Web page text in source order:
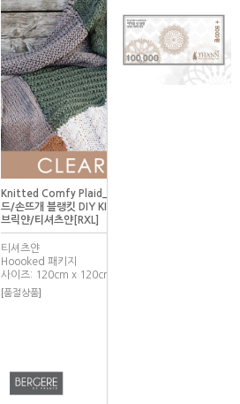
Knitted Comfy Plaid_니티드 컴피 플레이
드/손뜨개 블랭킷 DIY KIT/Hoooked_훅트/패
브릭얀/티셔츠얀[RXL]
티셔츠얀
Hoooked 패키지
사이즈: 120cm x 120cm
[품절상품]